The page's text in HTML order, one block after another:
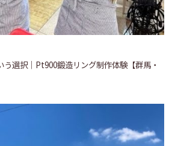
選択｜Pt900鍛造リング制作体験【群馬・